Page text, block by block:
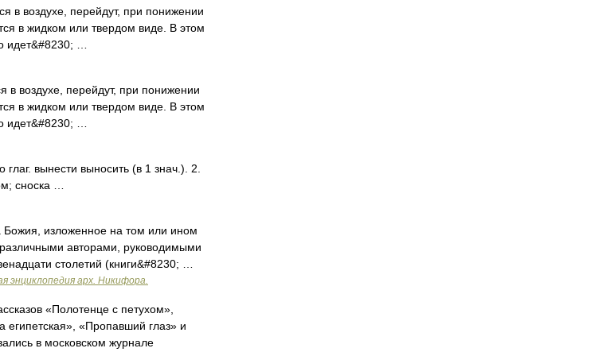
воздухе, перейдут, при понижении
в жидком или твердом виде. В этом
идет&#8230; …
воздухе, перейдут, при понижении
в жидком или твердом виде. В этом
идет&#8230; …
вынести выносить (в 1 знач.). 2.
сноска …
изложенное на том или ином
авторами, руководимыми
столетий (книги&#8230; …
энциклопедия арх. Никифора.
«Полотенце с петухом»,
«Пропавший глаз» и
в московском журнале